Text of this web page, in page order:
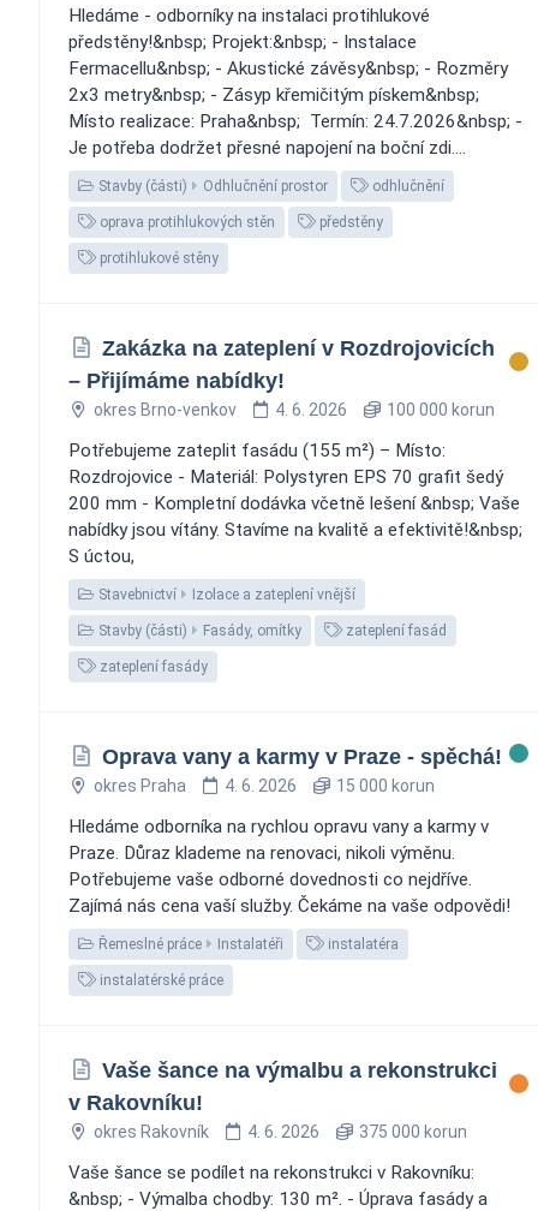
Hledáme - odborníky na instalaci protihlukové
předstěny!&nbsp; Projekt:&nbsp; - Instalace
Fermacellu&nbsp; - Akustické závěsy&nbsp; - Rozměry
2x3 metry&nbsp; - Zásyp křemičitým pískem&nbsp;
Místo realizace: Praha&nbsp; ️ Termín: 24.7.2026&nbsp; -
Je potřeba dodržet přesné napojení na boční zdi....
Stavby (části) Odhlučnění prostor odhlučnění
oprava protihlukových stěn předstěny
protihlukové stěny
Zakázka na zateplení v Rozdrojovicích
– Přijímáme nabídky!
okres Brno-venkov 4. 6. 2026 100 000 korun
Potřebujeme zateplit fasádu (155 m²) – Místo:
Rozdrojovice - Materiál: Polystyren EPS 70 grafit šedý
200 mm - Kompletní dodávka včetně lešení &nbsp; Vaše
nabídky jsou vítány. Stavíme na kvalitě a efektivitě!&nbsp;
S úctou,
Stavebnictví Izolace a zateplení vnější
Stavby (části) Fasády, omítky zateplení fasád
zateplení fasády
Oprava vany a karmy v Praze - spěchá!
okres Praha 4. 6. 2026 15 000 korun
Hledáme odborníka na rychlou opravu vany a karmy v
Praze. Důraz klademe na renovaci, nikoli výměnu.
Potřebujeme vaše odborné dovednosti co nejdříve.
Zajímá nás cena vaší služby. Čekáme na vaše odpovědi!
Řemeslné práce Instalatéři instalatéra
instalatérské práce
Vaše šance na výmalbu a rekonstrukci
v Rakovníku!
okres Rakovník 4. 6. 2026 375 000 korun
Vaše šance se podílet na rekonstrukci v Rakovníku:
&nbsp; - Výmalba chodby: 130 m². - Úprava fasády a